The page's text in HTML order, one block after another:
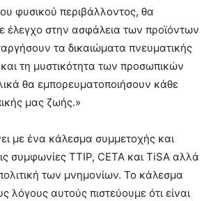
φυσικού περιβάλλοντος, θα
έλεγχο στην ασφάλεια των προϊόντων
τα δικαιώματα πνευματικής
και τη μυστικότητα των προσωπικών
θα εμπορευματοποιήσουν κάθε
μας ζωής.»
με ένα κάλεσμα συμμετοχής και
συμφωνίες TTIP, CETA και TiSA αλλά
των μνημονίων. Το κάλεσμα
λόγους αυτούς πιστεύουμε ότι είναι